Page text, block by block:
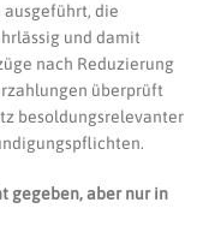
ausgeführt, die
und damit
nach Reduzierung
überprüft
besoldungsrelevanter
gegeben, aber nur in